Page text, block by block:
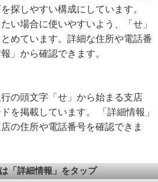
探しやすい構成にしています。
い場合に使いやすいよう、「せ」
めています。詳細な住所や電話番
」から確認できます。
の頭文字「せ」から始まる支店
を掲載しています。 「詳細情報」
の住所や電話番号を確認できま
「詳細情報」をタップ